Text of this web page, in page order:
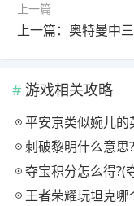
上一篇
游戏相关攻略
平安京类似婉儿的英
刺破黎明什么意思
夺宝积分怎么得?(
王者荣耀玩坦克哪